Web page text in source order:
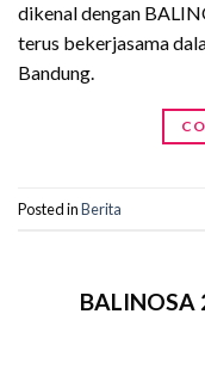
dikenal dengan
terus bekerjasama
Bandung.
Posted inBerita
BALINOSA